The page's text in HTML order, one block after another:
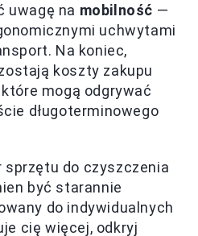
uwagę na mobilność —
uchwytami
Na koniec,
koszty zakupu
które mogą odgrywać
długoterminowego
sprzętu do czyszczenia
być starannie
do indywidualnych
cię więcej, odkryj